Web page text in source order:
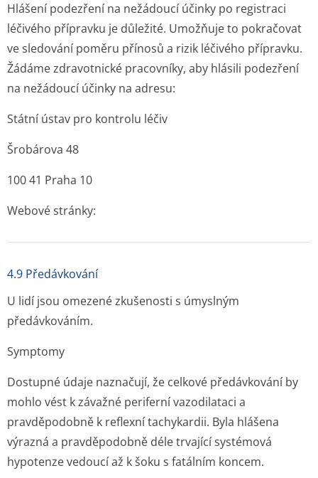
Hlášení podezření na nežádoucí účinky po registraci
léčivého přípravku je důležité. Umožňuje to pokračovat
ve sledování poměru přínosů a rizik léčivého přípravku.
Žádáme zdravotnické pracovníky, aby hlásili podezření
na nežádoucí účinky na adresu:
Státní ústav pro kontrolu léčiv
Šrobárova 48
100 41 Praha 10
Webové stránky:
4.9 Předávkování
U lidí jsou omezené zkušenosti s úmyslným
předávkováním.
Symptomy
Dostupné údaje naznačují, že celkové předávkování by
mohlo vést k závažné periferní vazodilataci a
pravděpodobně k reflexní tachykardii. Byla hlášena
výrazná a pravděpodobně déle trvající systémová
hypotenze vedoucí až k šoku s fatálním koncem.